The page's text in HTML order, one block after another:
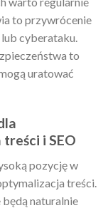
to przywrócenie
cyberataku.
to
uratować
i SEO
pozycję w
treści.
naturalnie